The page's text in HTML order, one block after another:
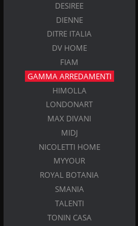
DESIREE
DIENNE
DITRE ITALIA
DV HOME
FIAM
GAMMA ARREDAMENTI
HIMOLLA
LONDONART
MAX DIVANI
MIDJ
NICOLETTI HOME
MYYOUR
ROYAL BOTANIA
SMANIA
TALENTI
TONIN CASA